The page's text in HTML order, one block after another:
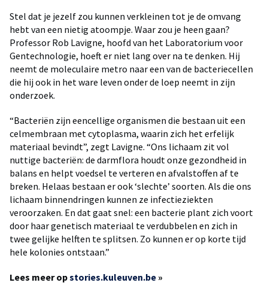
Stel dat je jezelf zou kunnen verkleinen tot je de omvang
hebt van een nietig atoompje. Waar zou je heen gaan?
Professor Rob Lavigne, hoofd van het Laboratorium voor
Gentechnologie, hoeft er niet lang over na te denken. Hij
neemt de moleculaire metro naar een van de bacteriecellen
die hij ook in het ware leven onder de loep neemt in zijn
onderzoek.
“Bacteriën zijn eencellige organismen die bestaan uit een
celmembraan met cytoplasma, waarin zich het erfelijk
materiaal bevindt”, zegt Lavigne. “Ons lichaam zit vol
nuttige bacteriën: de darmflora houdt onze gezondheid in
balans en helpt voedsel te verteren en afvalstoffen af te
breken. Helaas bestaan er ook ‘slechte’ soorten. Als die ons
lichaam binnendringen kunnen ze infectieziekten
veroorzaken. En dat gaat snel: een bacterie plant zich voort
door haar genetisch materiaal te verdubbelen en zich in
twee gelijke helften te splitsen. Zo kunnen er op korte tijd
hele kolonies ontstaan.”
Lees meer opstories.kuleuven.be »